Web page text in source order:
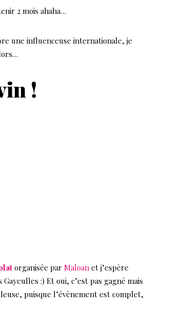
2 mois ahaha…
une influenceuse internationale, je
!
organisée parMaloan et j’espère
:) Et oui, c’est pas gagné mais
puisque l’évènement est complet,